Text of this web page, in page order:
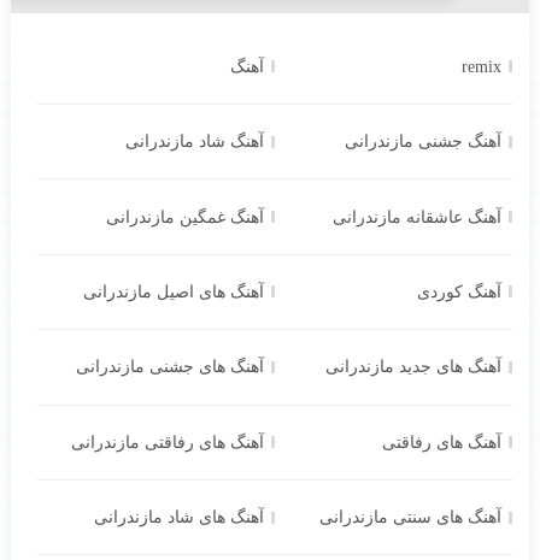
remix آهنگ
آهنگ جشنی مازندرانی آهنگ شاد مازندرانی
آهنگ عاشقانه مازندرانی آهنگ غمگین مازندرانی
آهنگ کوردی آهنگ های اصیل مازندرانی
آهنگ های جدید مازندرانی آهنگ های جشنی مازندرانی
آهنگ های رفاقتی آهنگ های رفاقتی مازندرانی
آهنگ های سنتی مازندرانی آهنگ های شاد مازندرانی